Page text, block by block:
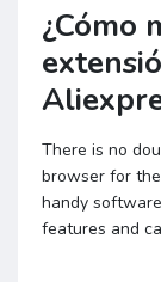
¿Cómo
There is no
browser for
handy
features and